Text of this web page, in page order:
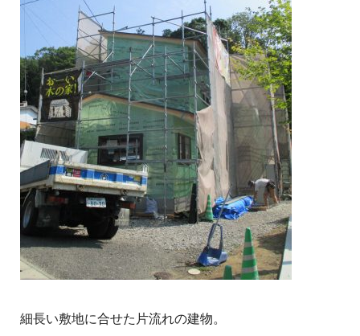
細長い敷地に合せた片流れの建物。